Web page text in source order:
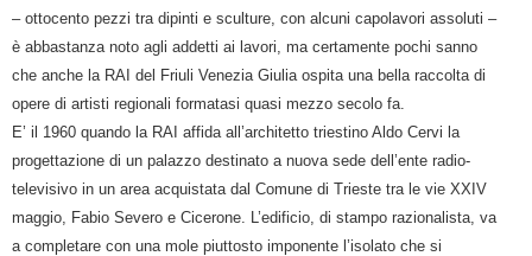
– ottocento pezzi tra dipinti e sculture, con alcuni capolavori assoluti –
è abbastanza noto agli addetti ai lavori, ma certamente pochi sanno
che anche la RAI del Friuli Venezia Giulia ospita una bella raccolta di
opere di artisti regionali formatasi quasi mezzo secolo fa.
E’ il 1960 quando la RAI affida all’architetto triestino Aldo Cervi la
progettazione di un palazzo destinato a nuova sede dell’ente radio-
televisivo in un area acquistata dal Comune di Trieste tra le vie XXIV
maggio, Fabio Severo e Cicerone. L’edificio, di stampo razionalista, va
a completare con una mole piuttosto imponente l’isolato che si